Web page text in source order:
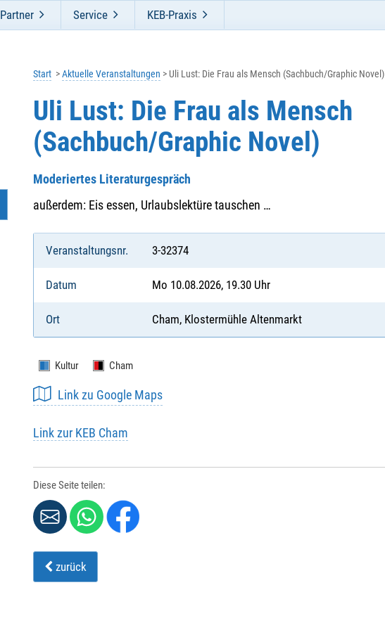
Partner Service KEB-Praxis
Start Aktuelle Veranstaltungen Uli Lust: Die Frau als Mensch (Sachbuch/Graphic Novel)
Uli Lust: Die Frau als Mensch
(Sachbuch/Graphic Novel)
Moderiertes Literaturgespräch
außerdem: Eis essen, Urlaubslektüre tauschen …
Veranstaltungsnr. 3-32374
Datum Mo 10.08.2026, 19.30 Uhr
Ort Cham, Klostermühle Altenmarkt
Kultur Cham
Link zu Google Maps
Link zur KEB Cham
Diese Seite teilen:
zurück